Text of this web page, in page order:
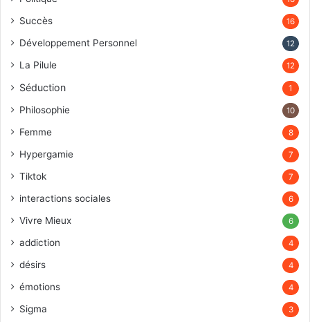
Succès 16
Développement Personnel 12
La Pilule 12
Séduction 1
Philosophie 10
Femme 8
Hypergamie 7
Tiktok 7
interactions sociales 6
Vivre Mieux 6
addiction 4
désirs 4
émotions 4
Sigma 3